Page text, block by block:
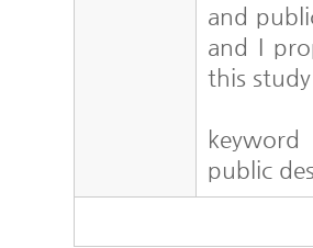
and
and I
this
keyword
public